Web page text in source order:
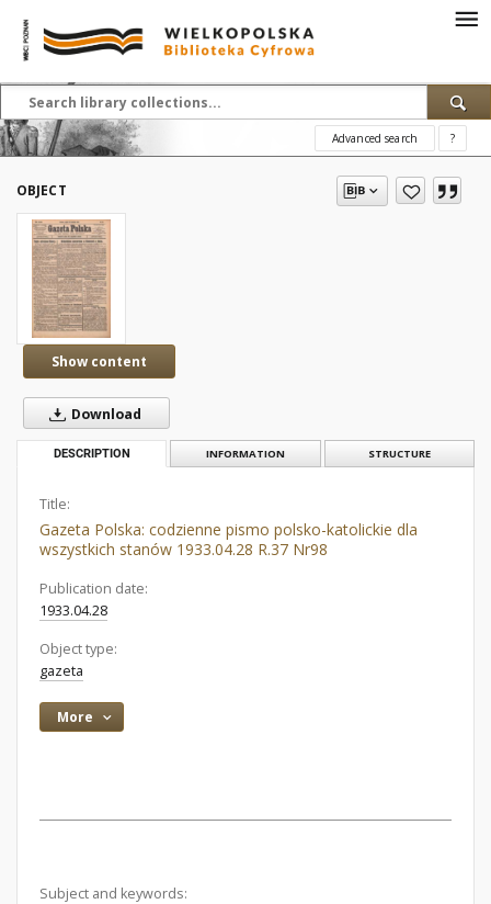
Advanced search ?
OBJECT
Show content
Download
DESCRIPTION INFORMATION STRUCTURE
Title:
Gazeta Polska: codzienne pismo polsko-katolickie dla
wszystkich stanów 1933.04.28 R.37 Nr98
Publication date:
1933.04.28
Object type:
gazeta
More
Subject and keywords: